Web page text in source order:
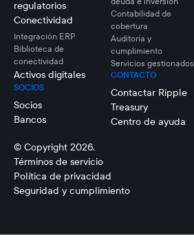
regulatorios
Conectividad
Integración ERP
Biblioteca de
conectividad
Activos digitales
SOCIOS
Socios
Bancos
Contabilidad de
cobertura
Auditoría y
cumplimiento
Servicios gestionados
CONTACTO
Contactar Ripple
Treasury
Centro de ayuda
© Copyright 2026.
Términos de servicio
Política de privacidad
Seguridad y cumplimiento